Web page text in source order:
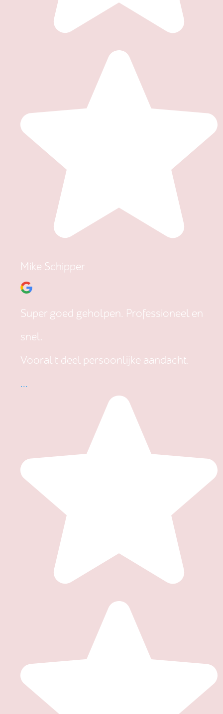
Mike Schipper
Super goed geholpen. Professioneel en
snel.
Vooral t deel persoonlijke aandacht.
...